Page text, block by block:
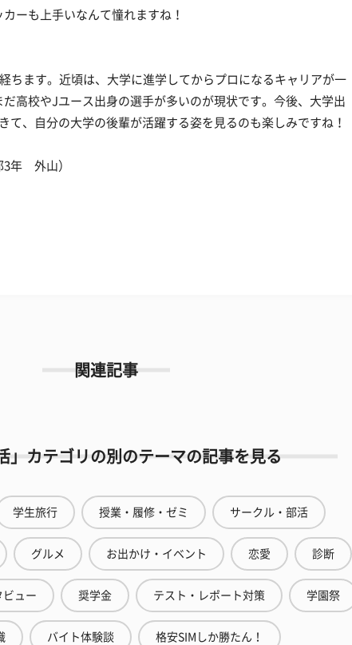
ーも上手いなんて憧れますね！
ちます。近頃は、大学に進学してからプロになるキャリアが一
高校やJユース出身の選手が多いのが現状です。今後、大学出
て、自分の大学の後輩が活躍する姿を見るのも楽しみですね！
3年 外山）
関連記事
」カテゴリの別のテーマの記事を見る
学生旅行 授業・履修・ゼミ サークル・部活
グルメ お出かけ・イベント 恋愛 診断
ビュー 奨学金 テスト・レポート対策 学園祭
バイト体験談 格安SIMしか勝たん！